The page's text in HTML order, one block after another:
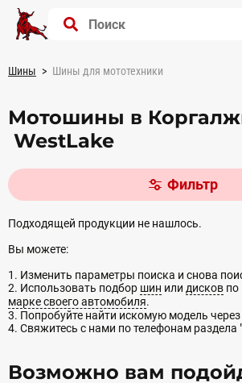
Шины Шины для мототехники
Мотошины в
WestLake
Фильтр
Подходящей продукции не нашлось.
Вы можете:
1. Изменить параметры поиска и снова
2. Использовать подбор шин или дисков по
марке своего автомобиля.
3. Попробуйте найти искомую модель через
4. Свяжитесь с нами по телефонам раздела "
Возможно вам